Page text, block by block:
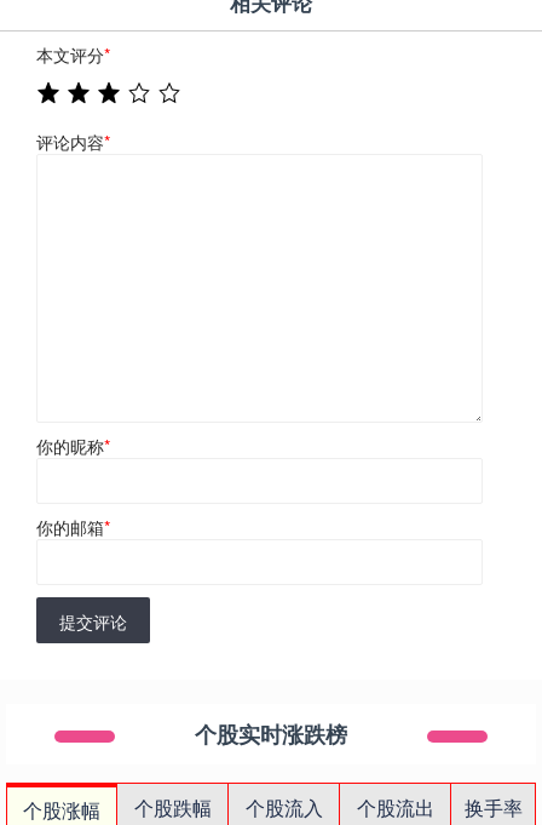
本文评分*
评论内容*
你的昵称*
你的邮箱*
提交评论
个股实时涨跌榜
个股涨幅 个股跌幅 个股流入 个股流出
换手率